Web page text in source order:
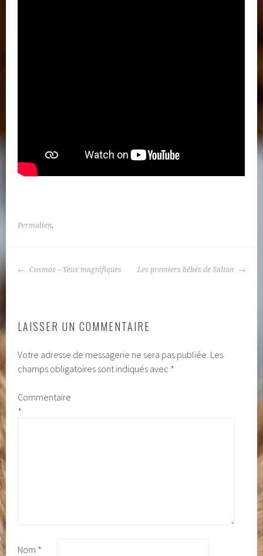
Permalien.
NAVIGATION
Cosmos – Yeux magnifiques Les premiers bébés de Saltan
LAISSER UN COMMENTAIRE
Votre adresse de messagerie ne sera pas publiée. Les
champs obligatoires sont indiqués avec *
Commentaire
*
Nom *